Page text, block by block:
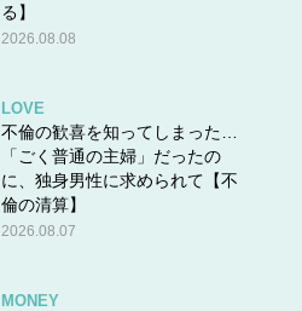
る】
2026.08.08
LOVE
不倫の歓喜を知ってしまった…
「ごく普通の主婦」だったの
に、独身男性に求められて【不
倫の清算】
2026.08.07
MONEY